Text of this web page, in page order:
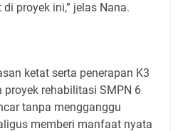
proyek ini,” jelas Nana.
ketat serta penerapan K3
rehabilitasi SMPN 6
tanpa mengganggu
memberi manfaat nyata